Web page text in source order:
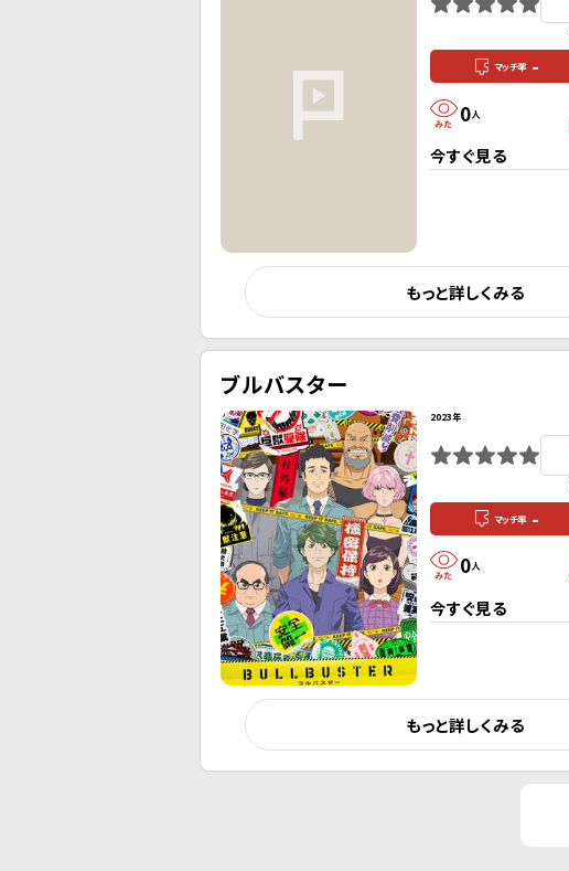
マッチ率 -
0人
今すぐ見る
もっと詳しくみる
ブルバスター
2023年
マッチ率 -
0人
今すぐ見る
もっと詳しくみる